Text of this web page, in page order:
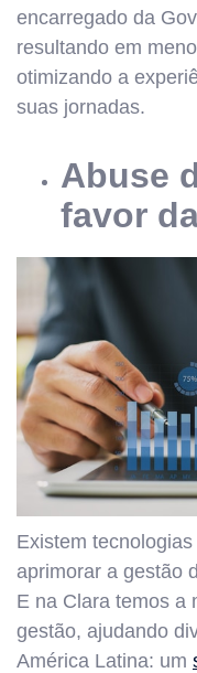
encarregado da
resultando em
otimizando a
suas jornadas.
Abuse
favor
Existem
aprimorar a gestão
E na Clara temos a
gestão, ajudando
América Latina: um